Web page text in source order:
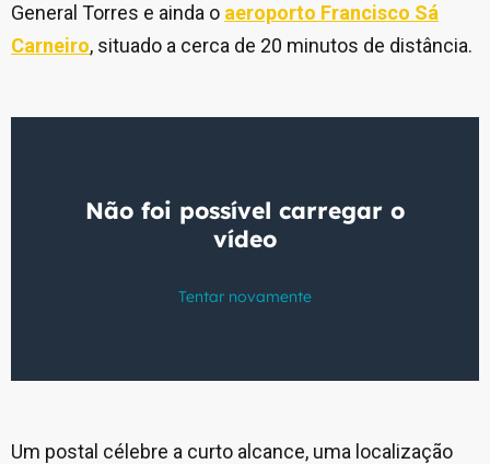
General Torres e ainda o aeroporto Francisco Sá
Carneiro, situado a cerca de 20 minutos de distância.
Um postal célebre a curto alcance, uma localização